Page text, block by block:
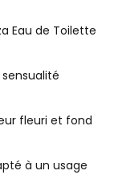
Eau de Toilette
fleuri et fond
à un usage